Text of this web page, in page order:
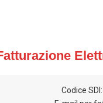
Codice